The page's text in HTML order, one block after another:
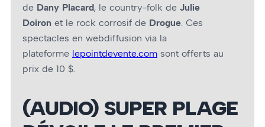
de Dany Placard, le country-folk de Julie
Doiron et le rock corrosif de Drogue. Ces
spectacles en webdiffusion via la
plateforme lepointdevente.com sont offerts au
prix de 10 $.
(AUDIO) SUPER PLAGE